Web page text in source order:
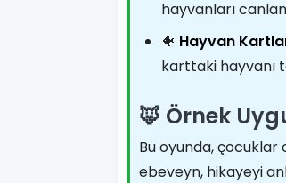
hayvanları
🐠 Hayvan
karttaki hayvanı
🦊 Örnek
Bu oyunda, çocuklar
ebeveyn, hikayeyi